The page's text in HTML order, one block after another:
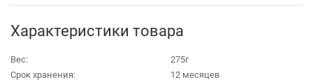
Характеристики товара
Вес:
275г
Срок хранения:
12 месяцев